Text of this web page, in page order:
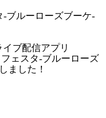
ブルーローズブーケ-
イブ配信アプリ
ェスタ-ブルーローズ
ました！